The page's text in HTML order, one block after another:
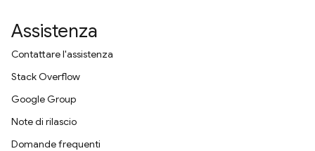
Assistenza
Contattare l'assistenza
Stack Overflow
Google Group
Note di rilascio
Domande frequenti